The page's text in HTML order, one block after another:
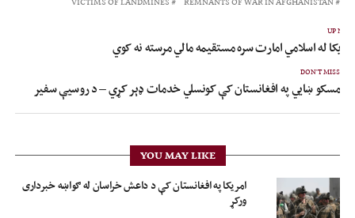
UP
له اسلامي امارت سره مستقیمه مالي مرسته نه کوي
DON'T MISS
مسکو ښايي په افغانستان کې کونسلي خدمات ډېر کړي – د روسیې سفیر
YOU MAY LIKE
امریکا په افغانستان کې د داعش خراسان له ګواښه خبرداری
ورکړ